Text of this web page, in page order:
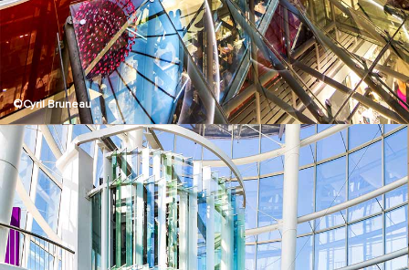
©Cyril Bruneau